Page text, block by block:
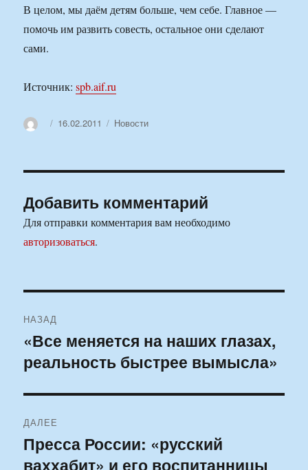
В целом, мы даём детям больше, чем себе. Главное —
помочь им развить совесть, остальное они сделают
сами.
Источник:spb.aif.ru
АвторОпубликовано
16.02.2011 Рубрики
Новости
Добавить комментарий
Для отправки комментария вам необходимо
авторизоваться.
по
записям
НАЗАД
Предыдущая
запись:
«Все меняется на наших глазах,
реальность быстрее вымысла»
ДАЛЕЕ
Следующая
запись:
Пресса России: «русский
ваххабит» и его воспитанницы